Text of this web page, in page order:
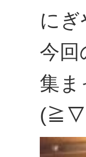
に
今回
集ま